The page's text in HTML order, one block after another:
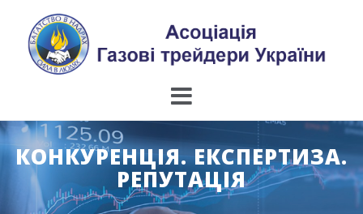
content
КОНКУРЕНЦІЯ. ЕКСПЕРТИЗА.
РЕПУТАЦІЯ